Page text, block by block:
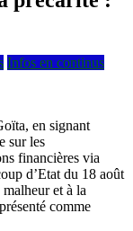
Infos en continus
en signant
sur les
financières via
d’Etat du 18 août
et à la
comme